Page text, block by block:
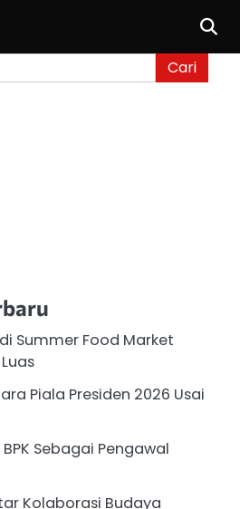
Summer Food Market
Piala Presiden 2026 Usai
Sebagai Pengawal
Kolaborasi Budaya